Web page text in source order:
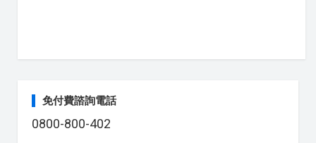
免付費諮詢電話
0800-800-402